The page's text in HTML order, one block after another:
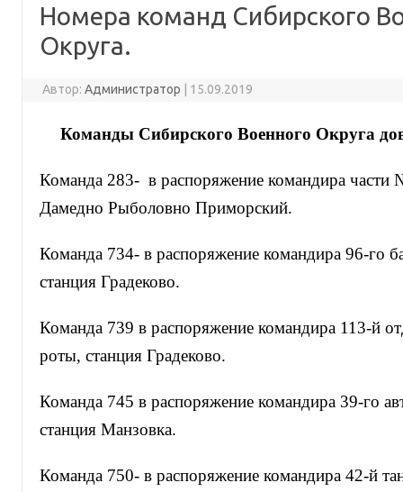
Номера команд Сибирского
Округа.
Автор:Администратор 15.09.2019
Команды Сибирского Военного Округа
Команда 283- в распоряжение командира части
Дамедно Рыболовно Приморский.
Команда 734- в распоряжение командира 96-го
станция Градеково.
Команда 739 в распоряжение командира 113-й
роты, станция Градеково.
Команда 745 в распоряжение командира 39-го
станция Манзовка.
Команда 750- в распоряжение командира 42-й